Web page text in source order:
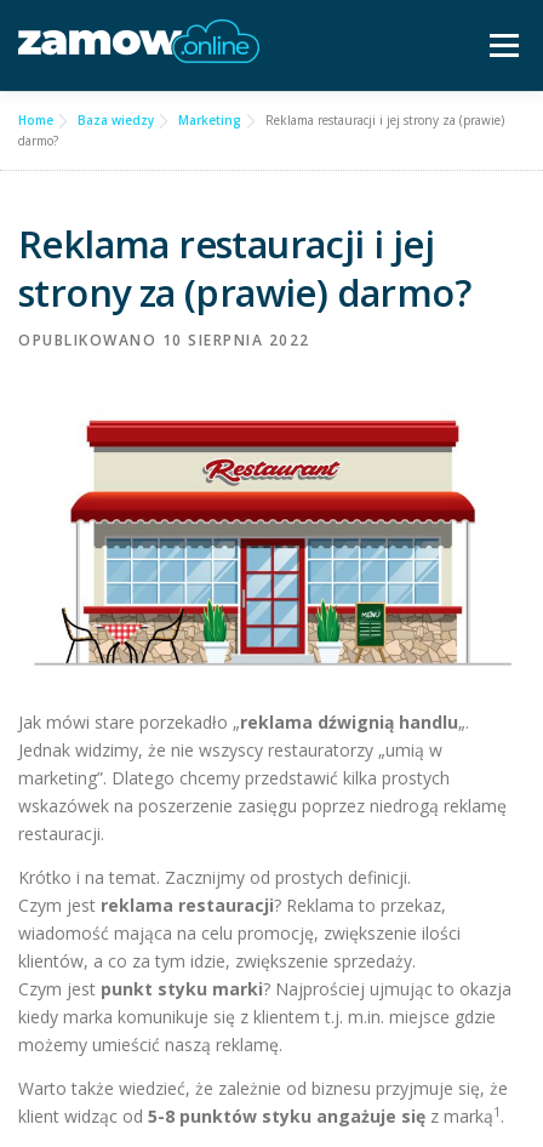
do
Menu
Dla gastronomii ▿ Cennik Częste pytania
Baza wiedzy Kontakt ▿
Bezpłatna konsultacja
Home Baza wiedzy Marketing
Reklama restauracji i jej strony za (prawie)
darmo?
Reklama restauracji i jej
strony za (prawie) darmo?
OPUBLIKOWANO 10 SIERPNIA 2022
Jak mówi stare porzekadło „reklama dźwignią handlu„.
Jednak widzimy, że nie wszyscy restauratorzy „umią w
marketing”. Dlatego chcemy przedstawić kilka prostych
wskazówek na poszerzenie zasięgu poprzez niedrogą reklamę
restauracji.
Krótko i na temat. Zacznijmy od prostych definicji.
Czym jest reklama restauracji? Reklama to przekaz,
wiadomość mająca na celu promocję, zwiększenie ilości
klientów, a co za tym idzie, zwiększenie sprzedaży.
Czym jest punkt styku marki? Najprościej ujmując to okazja
kiedy marka komunikuje się z klientem t.j. m.in. miejsce gdzie
możemy umieścić naszą reklamę.
Warto także wiedzieć, że zależnie od biznesu przyjmuje się, że
klient widząc od 5-8 punktów styku angażuje się z marką1 .